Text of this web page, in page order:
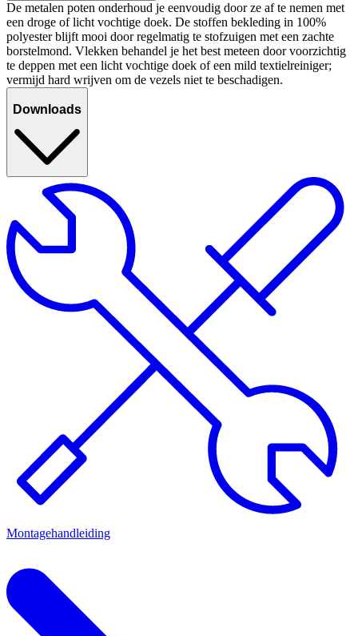
De metalen poten onderhoud je eenvoudig door ze af te nemen met
een droge of licht vochtige doek. De stoffen bekleding in 100%
polyester blijft mooi door regelmatig te stofzuigen met een zachte
borstelmond. Vlekken behandel je het best meteen door voorzichtig
te deppen met een licht vochtige doek of een mild textielreiniger;
vermijd hard wrijven om de vezels niet te beschadigen.
Downloads
Montagehandleiding